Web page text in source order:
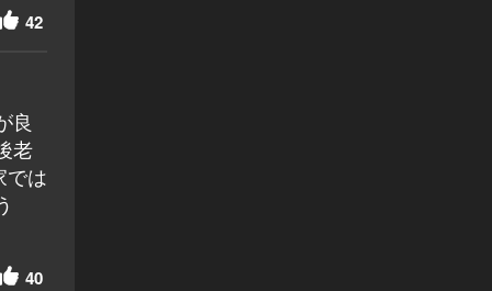
42
良
老
では
40